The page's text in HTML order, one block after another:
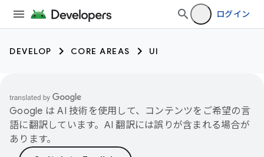
ログイン
DEVELOP CORE AREAS UI
Google は AI 技術を使用して、コンテンツをご希望の言
語に翻訳しています。AI 翻訳には誤りが含まれる場合が
あります。